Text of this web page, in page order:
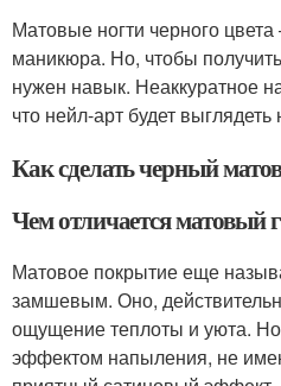
Матовые ногти черного
маникюра. Но, чтобы
нужен навык. Неаккуратное
что нейл-арт будет
Как сделать черный
Чем отличается матовый
Матовое покрытие еще
замшевым. Оно,
ощущение теплоты и уюта.
эффектом напыления, не